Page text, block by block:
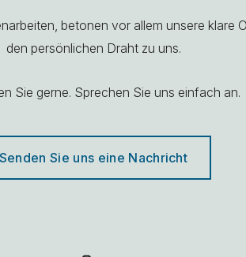
betonen vor allem unsere
den persönlichen Draht zu uns.
Sie gerne. Sprechen Sie uns einfach an.
Senden Sie uns eine Nachricht